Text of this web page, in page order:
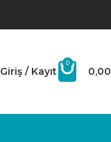
Giriş / Kayıt
0
0,00